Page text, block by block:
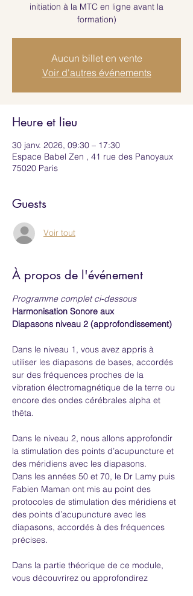
initiation à la MTC en ligne avant la
formation)
Aucun billet en vente
Voir d'autres événements
Heure et lieu
30 janv. 2026, 09:30 – 17:30
Espace Babel Zen , 41 rue des Panoyaux
75020 Paris
Guests
Voir tout
À propos de l'événement
Programme complet ci-dessous
Harmonisation Sonore aux
Diapasons niveau 2 (approfondissement)
Dans le niveau 1, vous avez appris à
utiliser les diapasons de bases, accordés
sur des fréquences proches de la
vibration électromagnétique de la terre ou
encore des ondes cérébrales alpha et
thêta.
Dans le niveau 2, nous allons approfondir
la stimulation des points d’acupuncture et
des méridiens avec les diapasons.
Dans les années 50 et 70, le Dr Lamy puis
Fabien Maman ont mis au point des
protocoles de stimulation des méridiens et
des points d’acupuncture avec les
diapasons, accordés à des fréquences
précises.
Dans la partie théorique de ce module,
vous découvrirez ou approfondirez